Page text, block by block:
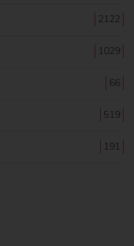
2122
1029
66
519
191